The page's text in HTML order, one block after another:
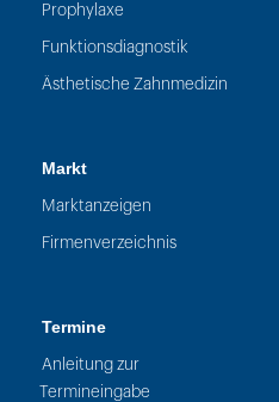
Prophylaxe
Funktionsdiagnostik
Ästhetische Zahnmedizin
Markt
Marktanzeigen
Firmenverzeichnis
Termine
Anleitung zur
Termineingabe